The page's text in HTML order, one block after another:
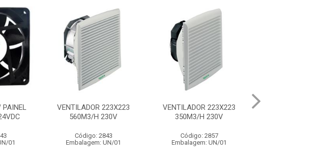
VENTILADOR 223X223
560M3/H 230V
Código: 2843
Embalagem: UN/01
VENTILADOR 223X223
350M3/H 230V
Código: 2857
Embalagem: UN/01
VENTILADOR 12VCC PARA